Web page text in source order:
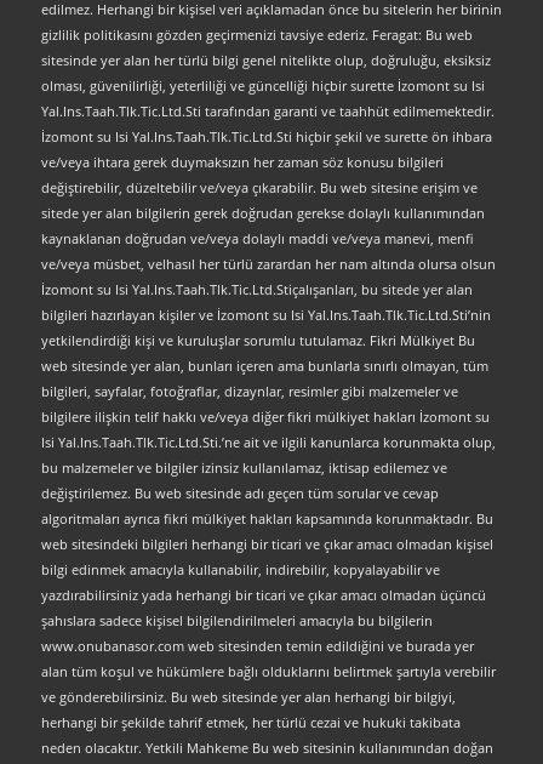
edilmez. Herhangi bir kişisel veri açıklamadan önce bu sitelerin her birinin
gizlilik politikasını gözden geçirmenizi tavsiye ederiz. Feragat: Bu web
sitesinde yer alan her türlü bilgi genel nitelikte olup, doğruluğu, eksiksiz
olması, güvenilirliği, yeterliliği ve güncelliği hiçbir surette İzomont su Isi
Yal.Ins.Taah.Tlk.Tic.Ltd.Sti tarafından garanti ve taahhüt edilmemektedir.
İzomont su Isi Yal.Ins.Taah.Tlk.Tic.Ltd.Sti hiçbir şekil ve surette ön ihbara
ve/veya ihtara gerek duymaksızın her zaman söz konusu bilgileri
değiştirebilir, düzeltebilir ve/veya çıkarabilir. Bu web sitesine erişim ve
sitede yer alan bilgilerin gerek doğrudan gerekse dolaylı kullanımından
kaynaklanan doğrudan ve/veya dolaylı maddi ve/veya manevi, menfi
ve/veya müsbet, velhasıl her türlü zarardan her nam altında olursa olsun
İzomont su Isi Yal.Ins.Taah.Tlk.Tic.Ltd.Stiçalışanları, bu sitede yer alan
bilgileri hazırlayan kişiler ve İzomont su Isi Yal.Ins.Taah.Tlk.Tic.Ltd.Sti’nin
yetkilendirdiği kişi ve kuruluşlar sorumlu tutulamaz. Fikri Mülkiyet Bu
web sitesinde yer alan, bunları içeren ama bunlarla sınırlı olmayan, tüm
bilgileri, sayfalar, fotoğraflar, dizaynlar, resimler gibi malzemeler ve
bilgilere ilişkin telif hakkı ve/veya diğer fikri mülkiyet hakları İzomont su
Isi Yal.Ins.Taah.Tlk.Tic.Ltd.Sti.’ne ait ve ilgili kanunlarca korunmakta olup,
bu malzemeler ve bilgiler izinsiz kullanılamaz, iktisap edilemez ve
değiştirilemez. Bu web sitesinde adı geçen tüm sorular ve cevap
algoritmaları ayrıca fikri mülkiyet hakları kapsamında korunmaktadır. Bu
web sitesindeki bilgileri herhangi bir ticari ve çıkar amacı olmadan kişisel
bilgi edinmek amacıyla kullanabilir, indirebilir, kopyalayabilir ve
yazdırabilirsiniz yada herhangi bir ticari ve çıkar amacı olmadan üçüncü
şahıslara sadece kişisel bilgilendirilmeleri amacıyla bu bilgilerin
www.onubanasor.com web sitesinden temin edildiğini ve burada yer
alan tüm koşul ve hükümlere bağlı olduklarını belirtmek şartıyla verebilir
ve gönderebilirsiniz. Bu web sitesinde yer alan herhangi bir bilgiyi,
herhangi bir şekilde tahrif etmek, her türlü cezai ve hukuki takibata
neden olacaktır. Yetkili Mahkeme Bu web sitesinin kullanımından doğan